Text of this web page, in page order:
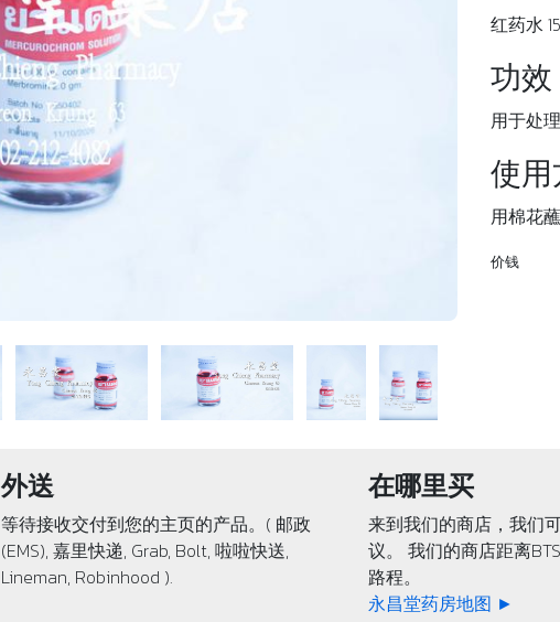
红药水
功效
用于处
使
用棉花
价钱
外送
等待接收交付到您的主页的产品。( 邮政
(EMS), 嘉里快递, Grab, Bolt, 啦啦快送,
Lineman, Robinhood ).
在哪里买
来到我们的商店，我们
议。 我们的商店距离
路程。
永昌堂药房地图 ►